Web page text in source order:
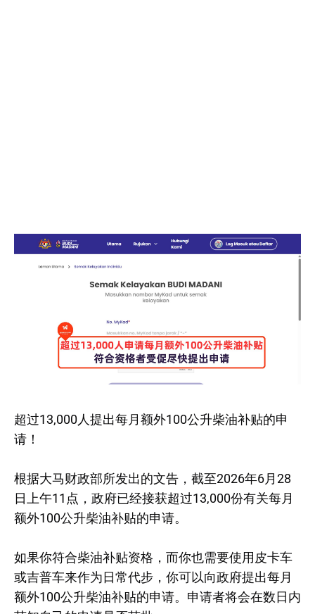
超过13,000人提出每月额外100公升柴油补贴的申
请！
根据大马财政部所发出的文告，截至2026年6月28
日上午11点，政府已经接获超过13,000份有关每月
额外100公升柴油补贴的申请。
如果你符合柴油补贴资格，而你也需要使用皮卡车
或吉普车来作为日常代步，你可以向政府提出每月
额外100公升柴油补贴的申请。申请者将会在数日内